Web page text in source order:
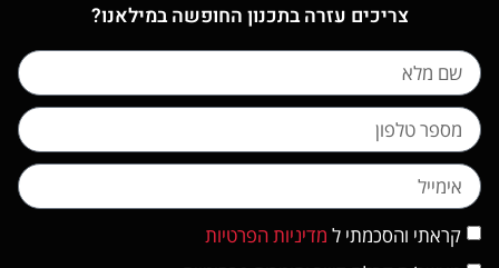
צריכים עזרה בתכנון החופשה במילאנו?
קראתי והסכמתי ל מדיניות הפרטיות